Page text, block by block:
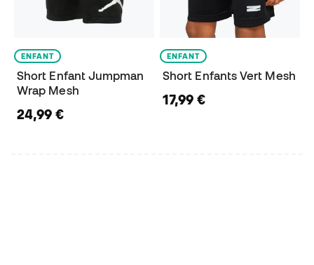
ENFANT
Short Enfant Jumpman
Wrap Mesh
24,99 €
ENFANT
Short Enfants Vert Mesh
17,99 €